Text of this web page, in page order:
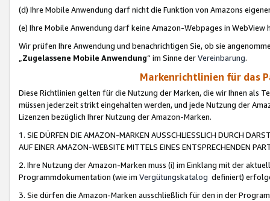
(d) Ihre Mobile Anwendung darf nicht die Funktion von Amazons
(e) Ihre Mobile Anwendung darf keine Amazon-Webpages in WebView
Wir prüfen Ihre Anwendung und benachrichtigen Sie, ob sie
„Zugelassene Mobile Anwendung“ im Sinne derVereinbarung.
Markenrichtlinien für das
Diese Richtlinien gelten für die Nutzung der Marken, die wir Ihnen als
müssen jederzeit strikt eingehalten werden, und jede Nutzung der
Lizenzen bezüglich Ihrer Nutzung der Amazon-Marken.
1. SIE DÜRFEN DIE AMAZON-MARKEN AUSSCHLIESSLICH DURCH
AUF EINER AMAZON-WEBSITE MITTELS EINES ENTSPRECHENDEN
2. Ihre Nutzung der Amazon-Marken muss (i) im Einklang mit der
Programmdokumentation (wie im Vergütungskatalog definiert)
3. Sie dürfen die Amazon-Marken ausschließlich für den in der